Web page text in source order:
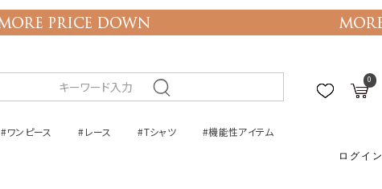
0
#ワンピース #レース #Tシャツ #機能性アイテム
ログイン